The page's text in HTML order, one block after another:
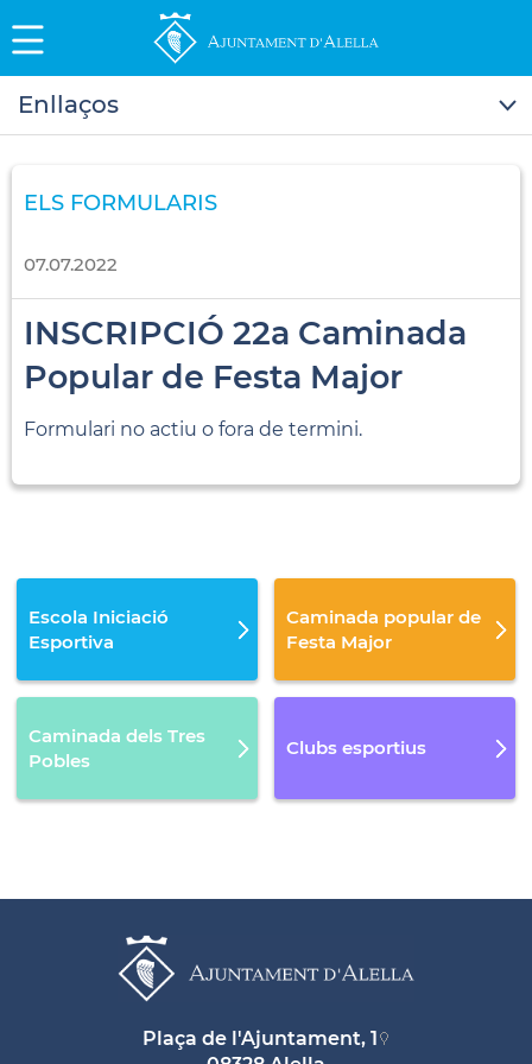
Enllaços
ELS FORMULARIS
07.07.2022
INSCRIPCIÓ 22a Caminada
Popular de Festa Major
Formulari no actiu o fora de termini.
Escola Iniciació
Esportiva
Caminada popular de
Festa Major
Caminada dels Tres
Pobles
Clubs esportius
Plaça de l'Ajuntament, 1